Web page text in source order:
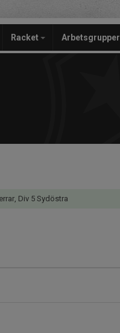
Racket Arbetsgrupper
Div 5 Sydöstra